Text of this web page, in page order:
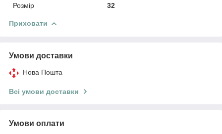
Розмір
32
Приховати
Умови доставки
Нова Пошта
Всі умови доставки
Умови оплати